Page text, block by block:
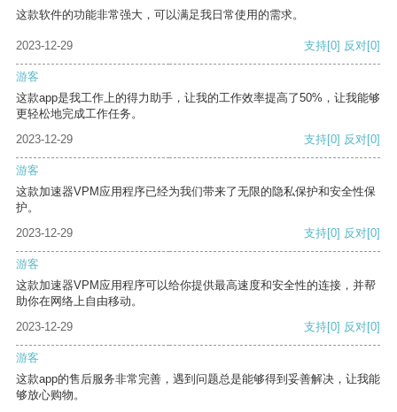
这款软件的功能非常强大，可以满足我日常使用的需求。
2023-12-29 支持[0] 反对[0]
游客
这款app是我工作上的得力助手，让我的工作效率提高了50%，让我能够
更轻松地完成工作任务。
2023-12-29
支持[0] 反对[0]
游客
这款加速器VPM应用程序已经为我们带来了无限的隐私保护和安全性保
护。
2023-12-29
支持[0] 反对[0]
游客
这款加速器VPM应用程序可以给你提供最高速度和安全性的连接，并帮
助你在网络上自由移动。
2023-12-29
支持[0] 反对[0]
游客
这款app的售后服务非常完善，遇到问题总是能够得到妥善解决，让我能
够放心购物。